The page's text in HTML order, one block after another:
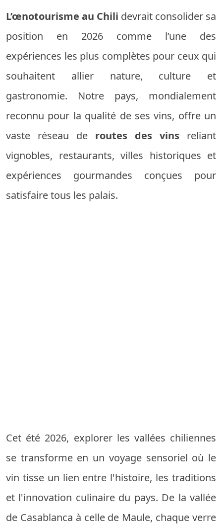
L’œnotourisme au Chili devrait consolider sa
position en 2026 comme l’une des
expériences les plus complètes pour ceux qui
souhaitent allier nature, culture et
gastronomie. Notre pays, mondialement
reconnu pour la qualité de ses vins, offre un
vaste réseau de routes des vins reliant
vignobles, restaurants, villes historiques et
expériences gourmandes conçues pour
satisfaire tous les palais.
Cet été 2026, explorer les vallées chiliennes
se transforme en un voyage sensoriel où le
vin tisse un lien entre l'histoire, les traditions
et l'innovation culinaire du pays. De la vallée
de Casablanca à celle de Maule, chaque verre